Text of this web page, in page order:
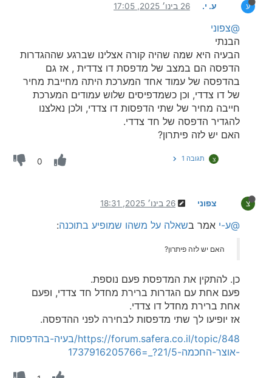
ע ע. י. 26 בינו׳ 2025, 17:05
@צפוני
הבנתי
הבעיה היא שמה שהיה קורה אצלינו שברגע שההגדרות
הדפסה הם במצב של מדפסת דו צדדית , אז גם
בהדפסה של עמוד אחד המערכת היתה מחייבת מחיר
של דו צדדי, וכן כשמדפיסים שלוש עמודים המערכת
חייבה מחיר של שתי הדפסות דו צדדי, ולכן נאלצנו
להגדיר הדפסה של חד צדדי.
האם יש לזה פיתרון?
צ תגובה 1 0
צ צפוני 26 בינו׳ 2025, 18:31
@ע-י אמר בשאלה על משהו שמופיע בתוכנה:
האם יש לזה פיתרון?
כן. להתקין את המדפסת פעם נוספת.
פעם אחת עם הגדרות ברירת מחדל חד צדדי, ופעם
אחת ברירת מחדל דו צדדי.
אז יופיעו לך שתי מדפסות לבחירה לפני ההדפסה.
https://forum.safera.co.il/topic/848/בעיה-בהדפסות
-אוצר-החכמה-21/5?_=1737916205766